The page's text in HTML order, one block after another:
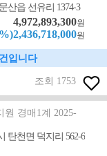
산읍 선유리 1374-3
4,972,893,300원
원
입니다
조회 1753
경매1계 2025-
탄천면 덕지리 562-6